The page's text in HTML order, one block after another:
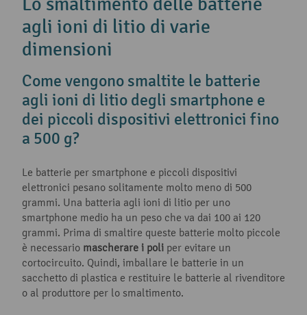
agli ioni di litio di varie
dimensioni
Come vengono smaltite le batterie
agli ioni di litio degli smartphone e
dei piccoli dispositivi elettronici fino
a 500 g?
Le batterie per smartphone e piccoli dispositivi
elettronici pesano solitamente molto meno di 500
grammi. Una batteria agli ioni di litio per uno
smartphone medio ha un peso che va dai 100 ai 120
grammi. Prima di smaltire queste batterie molto piccole
è necessario mascherare i poli per evitare un
cortocircuito. Quindi, imballare le batterie in un
sacchetto di plastica e restituire le batterie al rivenditore
o al produttore per lo smaltimento.